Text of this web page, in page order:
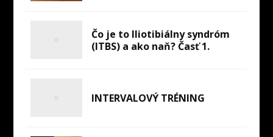
Čo je to Iliotibiálny syndróm
(ITBS) a ako naň? Časť 1.
INTERVALOVÝ TRÉNING